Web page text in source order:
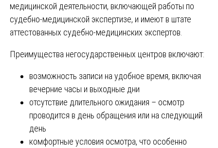
медицинской деятельности, включающей работы по
судебно-медицинской экспертизе, и имеют в штате
аттестованных судебно-медицинских экспертов.
Преимущества негосударственных центров включают:
возможность записи на удобное время, включая
вечерние часы и выходные дни
отсутствие длительного ожидания – осмотр
проводится в день обращения или на следующий
день
комфортные условия осмотра, что особенно